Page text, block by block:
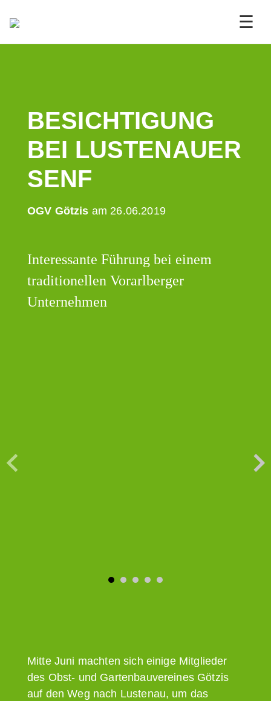
☰
BESICHTIGUNG
BEI LUSTENAUER
SENF
OGV Götzis am 26.06.2019
Interessante Führung bei einem
traditionellen Vorarlberger
Unternehmen
Mitte Juni machten sich einige Mitglieder
des Obst- und Gartenbauvereines Götzis
auf den Weg nach Lustenau, um das